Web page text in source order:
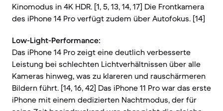
Kinomodus in 4K HDR. [1, 5, 13, 14, 17] Die Frontkamera
des iPhone 14 Pro verfügt zudem über Autofokus. [14]
Low-Light-Performance:
Das iPhone 14 Pro zeigt eine deutlich verbesserte
Leistung bei schlechten Lichtverhältnissen über alle
Kameras hinweg, was zu klareren und rauschärmeren
Bildern führt. [14, 16, 42] Das iPhone 11 Pro war das erste
iPhone mit einem dedizierten Nachtmodus, der für